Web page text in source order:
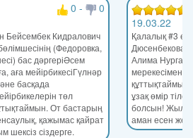
0 -
0
Бейсембек Кидралович
(Федоровка,
бас дәргеріӘсем
аға мейірбикесіГүлнәр
басқада
төл
От бастарың
қажымас қайрат
шексіз сіздерге.
19.03.22
Қалалық #3
Дюсенбекова
Алима
мерекесімен
құттықтаймын.
ұзақ өмір
болсын!
аман есен